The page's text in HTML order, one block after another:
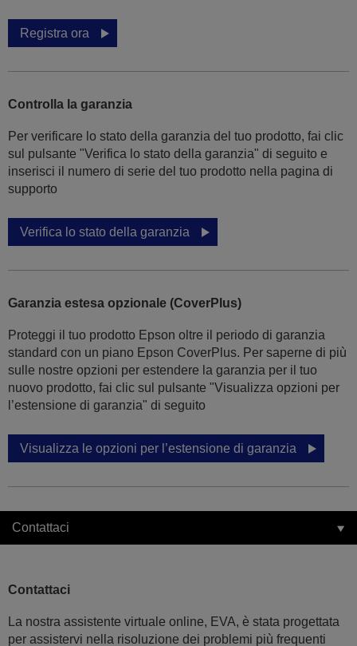
Registra ora
Controlla la garanzia
Per verificare lo stato della garanzia del tuo prodotto, fai clic
sul pulsante "Verifica lo stato della garanzia" di seguito e
inserisci il numero di serie del tuo prodotto nella pagina di
supporto
Verifica lo stato della garanzia
Garanzia estesa opzionale (CoverPlus)
Proteggi il tuo prodotto Epson oltre il periodo di garanzia
standard con un piano Epson CoverPlus. Per saperne di più
sulle nostre opzioni per estendere la garanzia per il tuo
nuovo prodotto, fai clic sul pulsante "Visualizza opzioni per
l’estensione di garanzia" di seguito
Visualizza le opzioni per l’estensione di garanzia
Contattaci
Contattaci
La nostra assistente virtuale online, EVA, è stata progettata
per assistervi nella risoluzione dei problemi più frequenti